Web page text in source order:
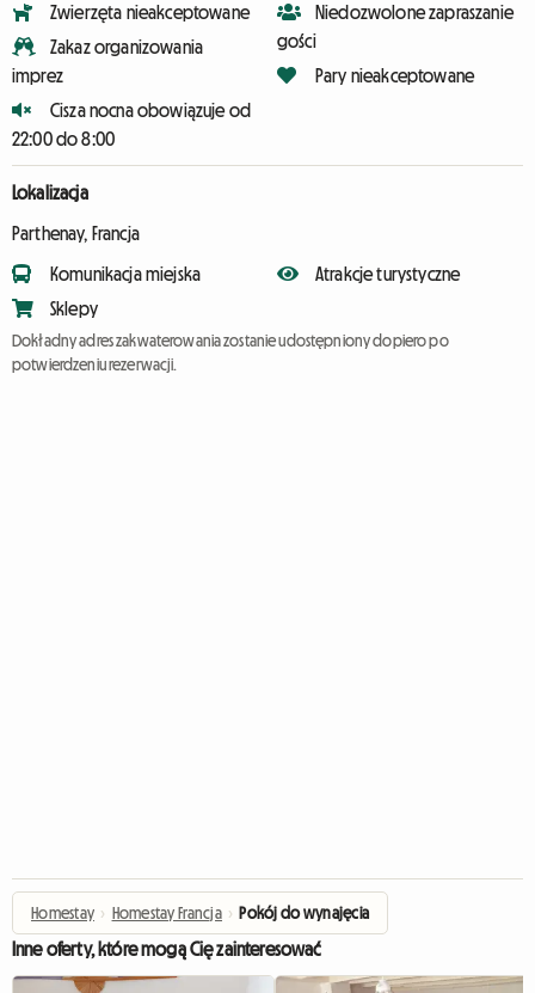
Zwierzęta nieakceptowane
Zakaz organizowania
imprez
Cisza nocna obowiązuje od
22:00 do 8:00
Niedozwolone zapraszanie
gości
Pary nieakceptowane
Lokalizacja
Parthenay, Francja
Komunikacja miejska
Sklepy
Atrakcje turystyczne
Dokładny adres zakwaterowania zostanie udostępniony dopiero po
potwierdzeniu rezerwacji.
Homestay › Homestay Francja › Pokój do wynajęcia
Inne oferty, które mogą Cię zainteresować